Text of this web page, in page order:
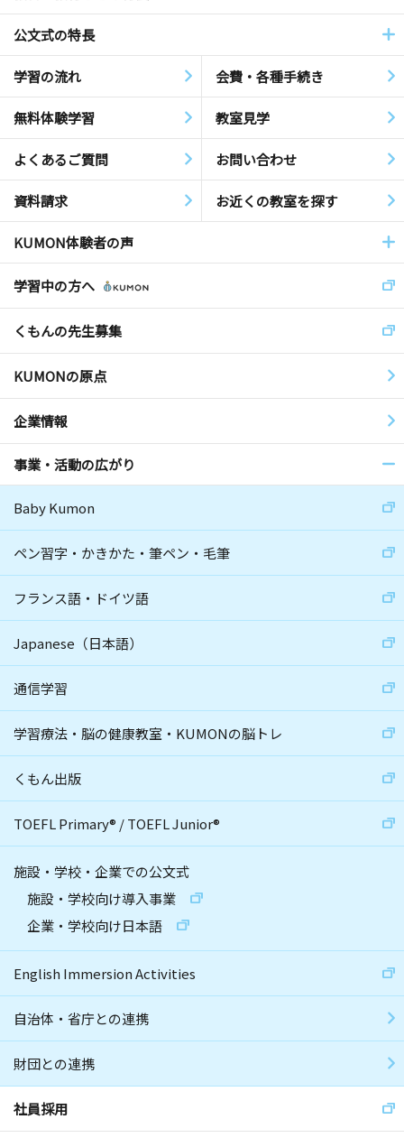
公文式の特長
学習の流れ 会費・各種手続き
無料体験学習 教室見学
よくあるご質問 お問い合わせ
資料請求 お近くの教室を探す
KUMON体験者の声
学習中の方へ
くもんの先生募集
KUMONの原点
企業情報
事業・活動の広がり
Baby Kumon
ペン習字・かきかた・筆ペン・毛筆
フランス語・ドイツ語
Japanese（日本語）
通信学習
学習療法・脳の健康教室・KUMONの脳トレ
くもん出版
TOEFL Primary® /TOEFL Junior®
施設・学校・企業での公文式
施設・学校向け導入事業
企業・学校向け日本語
English Immersion Activities
自治体・省庁との連携
財団との連携
社員採用